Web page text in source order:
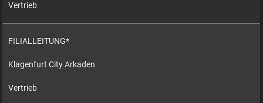
Vertrieb
FILIALLEITUNG*
Klagenfurt City Arkaden
Vertrieb